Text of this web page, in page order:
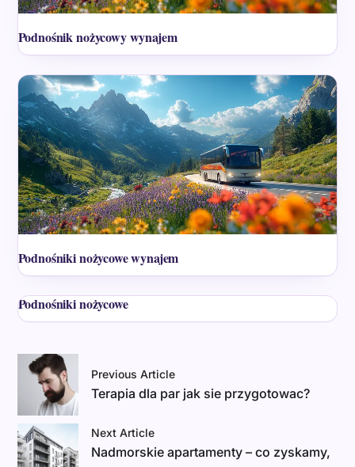
Podnośnik nożycowy wynajem
Podnośniki nożycowe wynajem
Podnośniki nożycowe
Previous Article
Terapia dla par jak sie przygotowac?
Next Article
Nadmorskie apartamenty – co zyskamy,